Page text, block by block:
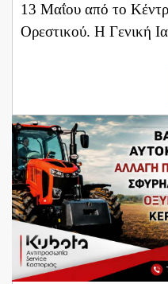
13 Μαΐου από το
Ορεστικού. Η Γενική